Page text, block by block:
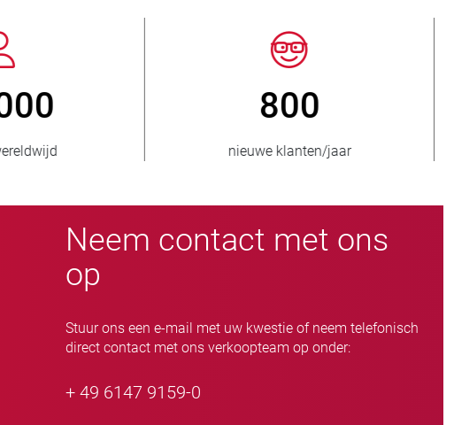
> 15.000
slangafsluiteruitvoeringen
Neem contact met ons
op
Stuur ons een e-mail met uw kwestie of neem telefonisch
direct contact met ons verkoopteam op onder:
+ 49 6147 9159-0